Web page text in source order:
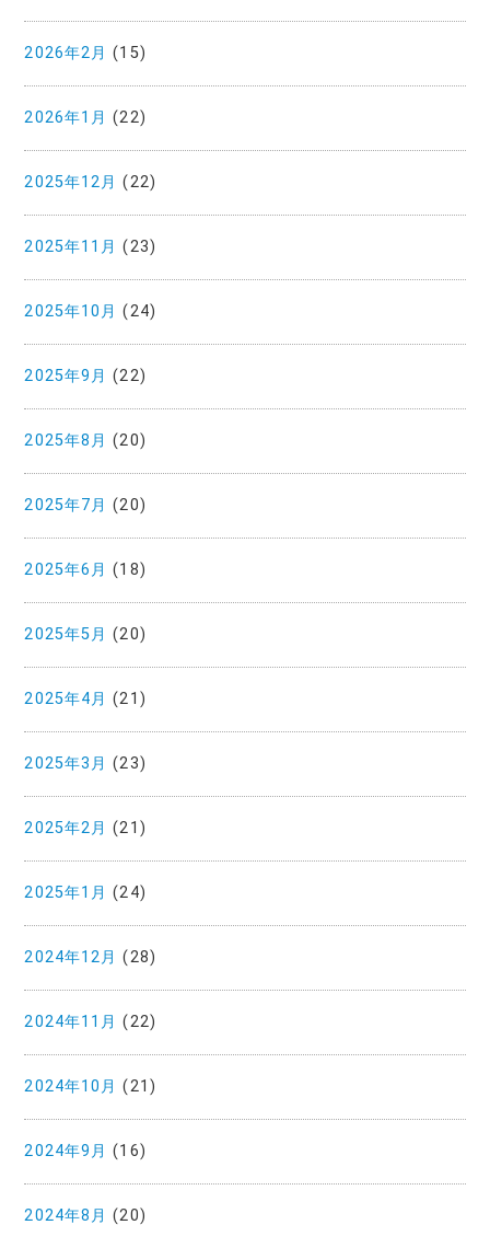
2026年2月 (15)
2026年1月 (22)
2025年12月 (22)
2025年11月 (23)
2025年10月 (24)
2025年9月 (22)
2025年8月 (20)
2025年7月 (20)
2025年6月 (18)
2025年5月 (20)
2025年4月 (21)
2025年3月 (23)
2025年2月 (21)
2025年1月 (24)
2024年12月 (28)
2024年11月 (22)
2024年10月 (21)
2024年9月 (16)
2024年8月 (20)